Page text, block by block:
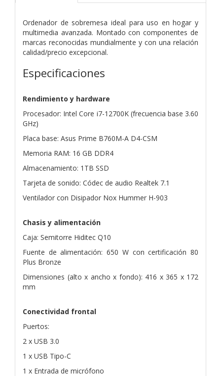
Ordenador de sobremesa ideal para uso en hogar y
multimedia avanzada. Montado con componentes de
marcas reconocidas mundialmente y con una relación
calidad/precio excepcional.
Especificaciones
Rendimiento y hardware
Procesador: Intel Core i7-12700K (frecuencia base 3.60
GHz)
Placa base: Asus Prime B760M-A D4-CSM
Memoria RAM: 16 GB DDR4
Almacenamiento: 1TB SSD
Tarjeta de sonido: Códec de audio Realtek 7.1
Ventilador con Disipador Nox Hummer H-903
Chasis y alimentación
Caja: Semitorre Hiditec Q10
Fuente de alimentación: 650 W con certificación 80
Plus Bronze
Dimensiones (alto x ancho x fondo): 416 x 365 x 172
mm
Conectividad frontal
Puertos:
2 x USB 3.0
1 x USB Tipo-C
1 x Entrada de micrófono